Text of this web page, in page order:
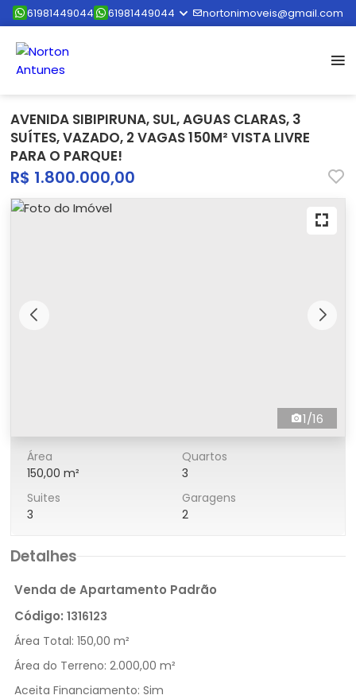
61981449044 61981449044 nortonimoveis@gmail.com
AVENIDA SIBIPIRUNA, SUL, AGUAS CLARAS, 3
SUÍTES, VAZADO, 2 VAGAS 150M² VISTA LIVRE
PARA O PARQUE!
R$ 1.800.000,00
1/16
Área
150,00 m²
Quartos
3
Suites
3
Garagens
2
Detalhes
Venda de Apartamento Padrão
Código: 1316123
Área Total: 150,00 m²
Área do Terreno: 2.000,00 m²
Aceita Financiamento: Sim